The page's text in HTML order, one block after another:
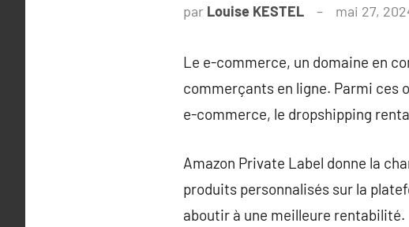
par Louise KESTEL mai 27,
Le e-commerce, un domaine en
commerçants en ligne. Parmi ces
e-commerce, le dropshipping
Amazon Private Label donne la
produits personnalisés sur la
aboutir à une meilleure rentabilité.